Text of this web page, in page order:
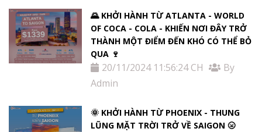
🌄 KHỞI HÀNH TỪ ATLANTA - WORLD
OF COCA - COLA - KHIẾN NƠI ĐÂY TRỞ
THÀNH MỘT ĐIỂM ĐẾN KHÓ CÓ THỂ BỎ
QUA 🍷
20/11/2024 11:56:24 CH
By
Admin
🌞 KHỞI HÀNH TỪ PHOENIX - THUNG
LŨNG MẶT TRỜI TRỞ VỀ SAIGON 🌝